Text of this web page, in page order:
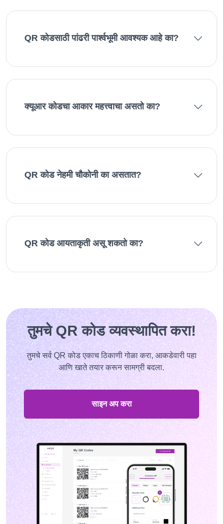
QR कोडसाठी पांढरी पार्श्वभूमी आवश्यक आहे का?
क्यूआर कोडचा आकार महत्त्वाचा असतो का?
QR कोड नेहमी चौकोनी का असतात?
QR कोड आयताकृती असू शकतो का?
तुमचे QR कोड व्यवस्थापित करा!
तुमचे सर्व QR कोड एकाच ठिकाणी गोळा करा, आकडेवारी पहा
आणि खाते तयार करून सामग्री बदला.
साइन अप करा